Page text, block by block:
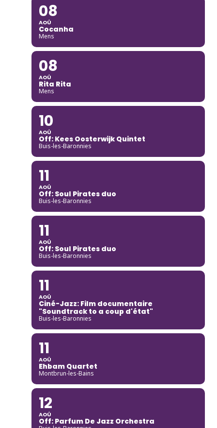
08
AOÛ
Cocanha
Mens
08
AOÛ
Rita Rita
Mens
10
AOÛ
Off: Kees Oosterwijk Quintet
Buis-les-Baronnies
11
AOÛ
Off: Soul Pirates duo
Buis-les-Baronnies
11
AOÛ
Off: Soul Pirates duo
Buis-les-Baronnies
11
AOÛ
Ciné-Jazz: Film documentaire
"Soundtrack to a coup d'état"
Buis-les-Baronnies
11
AOÛ
Ehbam Quartet
Montbrun-les-Bains
12
AOÛ
Off: Parfum De Jazz Orchestra